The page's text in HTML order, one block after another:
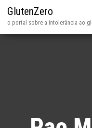
GlutenZero
o portal sobre a intolerância ao